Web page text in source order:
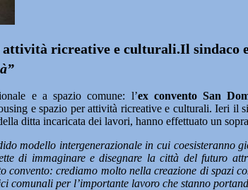
ricreative e culturali.Il sindaco
e a spazio comune: l’ex convento San
e spazio per attività ricreative e culturali. Ieri il
ditta incaricata dei lavori, hanno effettuato un
modello intergenerazionale in cui coesisteranno
di immaginare e disegnare la città del futuro
crediamo molto nella creazione di spazi
comunali per l’importante lavoro che stanno